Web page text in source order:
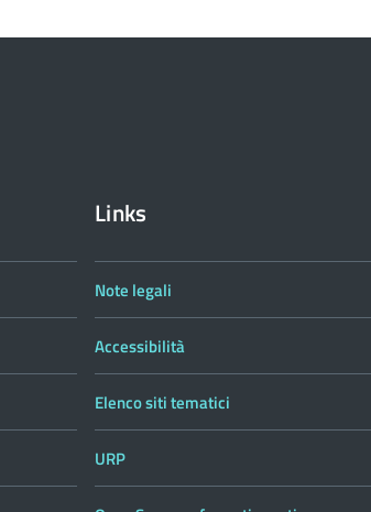
Links
Note legali
Accessibilità
Elenco siti tematici
URP